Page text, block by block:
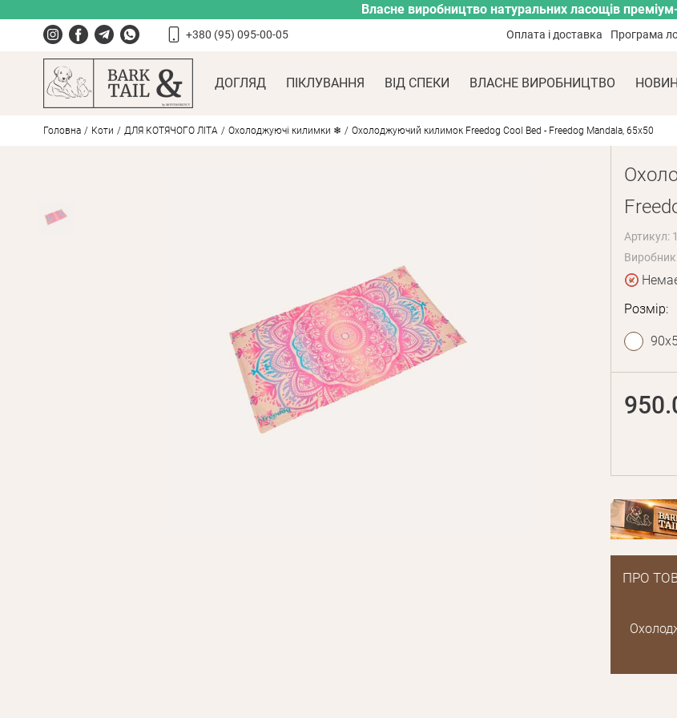
Власне виробництво натуральних ласощів
+380 (95) 095-00-05 Оплата і доставка Програма
ДОГЛЯД ПІКЛУВАННЯ ВІД СПЕКИ ВЛАСНЕ ВИРОБНИЦТВО
Головна Коти ДЛЯ КОТЯЧОГО ЛІТА Охолоджуючі килимки ❄ Охолоджуючий килимок Freedog Cool Bed - Freedog Mandala, 65x50
Артикул:
Розмір:
ПРО